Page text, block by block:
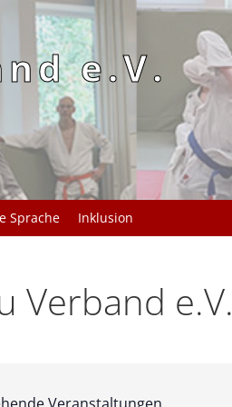
e.V.
Sprache Inklusion
Verband e.V.